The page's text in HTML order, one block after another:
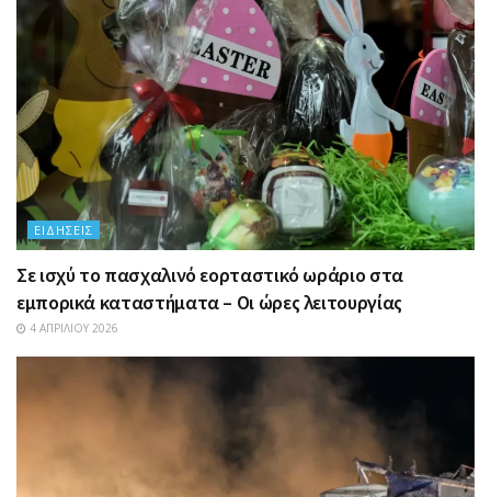
ΕΙΔΉΣΕΙΣ
Σε ισχύ το πασχαλινό εορταστικό ωράριο στα
εμπορικά καταστήματα – Οι ώρες λειτουργίας
4 ΑΠΡΙΛΊΟΥ 2026